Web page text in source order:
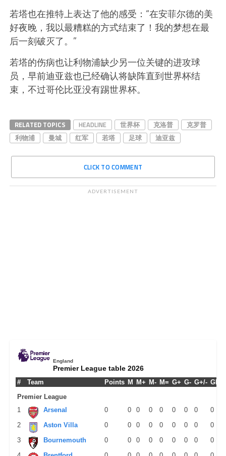
若塔也在推特上表达了他的感受：“在安菲尔德的美
好夜晚，我以最糟糕的方式结束了！我的梦想在最
后一刻破灭了。”
若塔的伤病也让利物浦缺少另一位关键的进攻球
员，早前迪亚兹也已经确认将缺阵直到世界杯结
束，不过哥伦比亚没有踢世界杯。
RELATED TOPICS HEADLINE 世界杯 克洛普
克罗普
利物浦
曼城 红军 若塔 足球 迪亚兹
CLICK TO COMMENT
ADVERTISEMENT
England
Premier League table 2026
# Team Points M M+ M- M= G+ G- G+/- GPM
Premier League
1
Arsenal 0 0 0 0 0 0 0 0
0
2
Aston Villa 0 0 0 0 0 0 0 0
0
3
Bournemouth 0 0 0 0 0 0 0 0
0